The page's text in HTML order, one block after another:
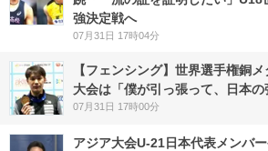
強決定戦へ
07月31日 17時04分
【フェンシング】世界選手権銅
大会は「僕が引っ張って、日本の
07月31日 17時00分
アジア大会U-21日本代表メンバ